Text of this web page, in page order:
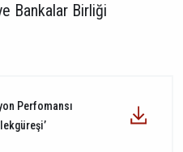
Bankalar Birliği
Perfomansı